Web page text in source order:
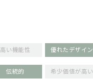
高い機能性 優れたデザイン
伝統的 希少価値が高い